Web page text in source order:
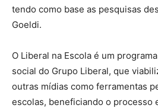
tendo como base as pesquisas
Goeldi.
O Liberal na Escola é um
social do Grupo Liberal, que
outras mídias como ferramentas
escolas, beneficiando o processo